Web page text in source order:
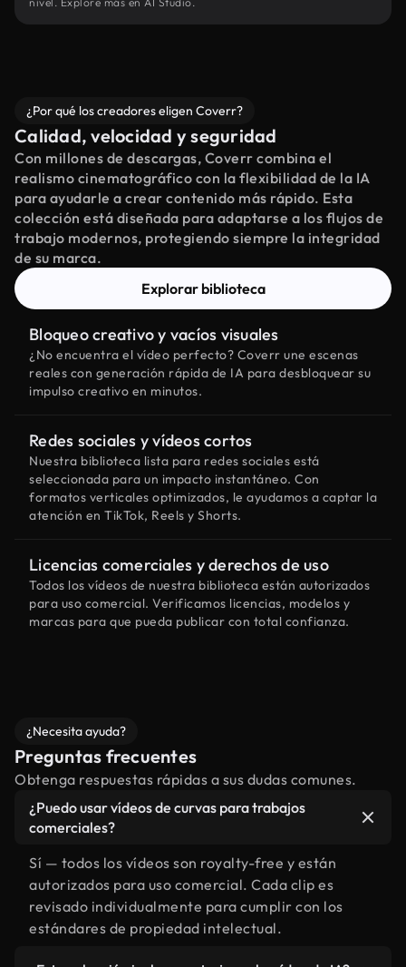
¿Por qué los creadores eligen Coverr?
Calidad, velocidad y seguridad
Con millones de descargas, Coverr combina el
realismo cinematográfico con la flexibilidad de la IA
para ayudarle a crear contenido más rápido. Esta
colección está diseñada para adaptarse a los flujos de
trabajo modernos, protegiendo siempre la integridad
de su marca.
Explorar biblioteca
Bloqueo creativo y vacíos visuales
¿No encuentra el vídeo perfecto? Coverr une escenas
reales con generación rápida de IA para desbloquear su
impulso creativo en minutos.
Redes sociales y vídeos cortos
Nuestra biblioteca lista para redes sociales está
seleccionada para un impacto instantáneo. Con
formatos verticales optimizados, le ayudamos a captar la
atención en TikTok, Reels y Shorts.
Licencias comerciales y derechos de uso
Todos los vídeos de nuestra biblioteca están autorizados
para uso comercial. Verificamos licencias, modelos y
marcas para que pueda publicar con total confianza.
¿Necesita ayuda?
Preguntas frecuentes
Obtenga respuestas rápidas a sus dudas comunes.
¿Puedo usar vídeos de curvas para trabajos
comerciales?
Sí — todos los vídeos son royalty-free y están
autorizados para uso comercial. Cada clip es
revisado individualmente para cumplir con los
estándares de propiedad intelectual.